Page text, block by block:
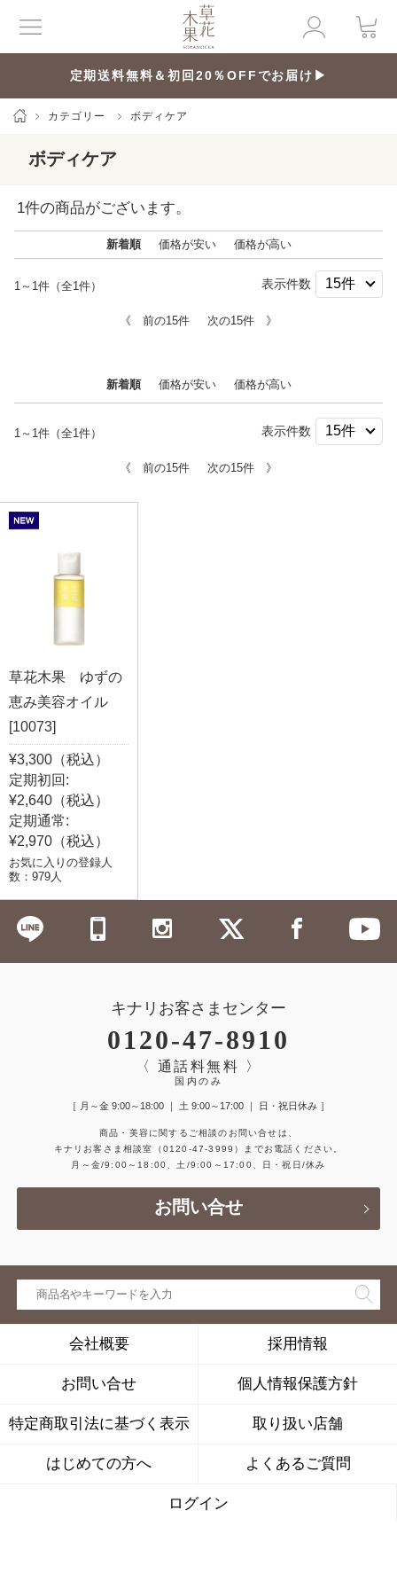
定期送料無料＆初回20％OFFでお届け▶
カテゴリー ボディケア
ボディケア
1件の商品がございます。
新着順 価格が安い 価格が高い
1～1件（全1件） 表示件数
《 前の15件 次の15件 》
新着順 価格が安い 価格が高い
1～1件（全1件） 表示件数
《 前の15件 次の15件 》
草花木果 ゆずの
恵み美容オイル
[10073]
¥3,300（税込）
定期初回:
¥2,640（税込）
定期通常:
¥2,970（税込）
お気に入りの登録人
数：979人
キナリお客さまセンター
0120-47-8910
〈 通話料無料 〉
国内のみ
［ 月～金 9:00～18:00 ｜ 土 9:00～17:00 ｜ 日・祝日休み ］
商品・美容に関するご相談のお問い合せは、
キナリお客さま相談室
（0120-47-3999）
までお電話ください。
月～金/9:00～18:00、土/9:00～17:00、日・祝日/休み
お問い合せ
会社概要 採用情報
お問い合せ 個人情報保護方針
特定商取引法に基づく表示 取り扱い店舗
はじめての方へ よくあるご質問
ログイン